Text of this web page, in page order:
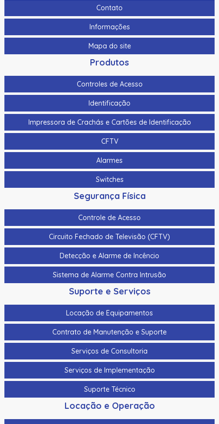
Contato
Informações
Mapa do site
Produtos
Controles de Acesso
Identificação
Impressora de Crachás e Cartões de Identificação
CFTV
Alarmes
Switches
Segurança Física
Controle de Acesso
Circuito Fechado de Televisão (CFTV)
Detecção e Alarme de Incêncio
Sistema de Alarme Contra Intrusão
Suporte e Serviços
Locação de Equipamentos
Contrato de Manutenção e Suporte
Serviços de Consultoria
Serviços de Implementação
Suporte Técnico
Locação e Operação